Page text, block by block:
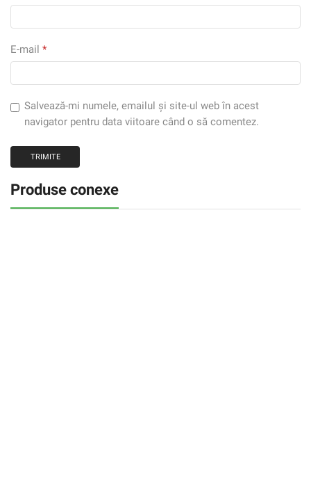
E-mail *
Salvează-mi numele, emailul și site-ul web în acest
navigator pentru data viitoare când o să comentez.
Produse conexe